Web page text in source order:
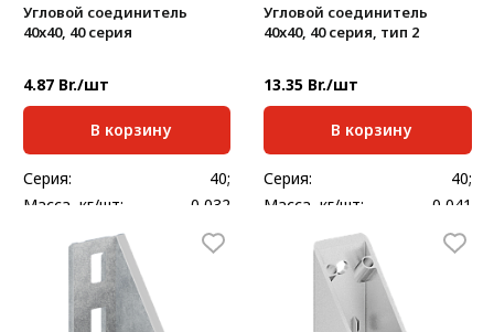
Угловой соединитель
40x40, 40 серия
4.87 Br./шт
В корзину
Серия:
40;
Масса, кг/шт:
0,032
Угловой соединитель
40x40, 40 серия, тип 2
13.35 Br./шт
В корзину
Серия:
40;
Масса, кг/шт:
0,041